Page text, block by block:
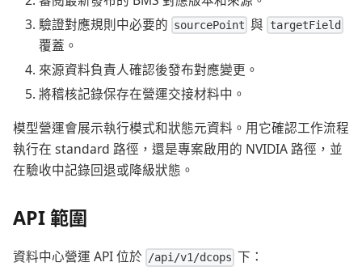
驗證對應規則中必要的 sourcePoint 與 targetField
覆蓋。
來源資料負責人確認後發布對應變更。
將稽核記錄保存在營運交接材料中。
模型營運會展示執行模式和狀態元資料。用它確認工作流程
執行在 standard 路徑，還是專案啟用的 NVIDIA 路徑，並
在驗收中記錄回退或降級狀態。
API 範圍
資料中心營運 API 位於 /api/v1/dcops 下：